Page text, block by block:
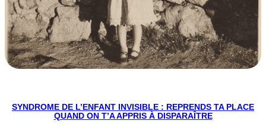
SYNDROME DE L’ENFANT INVISIBLE : REPRENDS TA PLACE
QUAND ON T’A APPRIS À DISPARAÎTRE